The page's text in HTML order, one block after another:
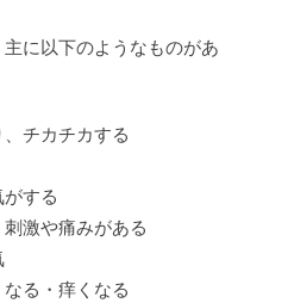
に以下のようなものがあ
チカチカする
する
激や痛みがある
る・痒くなる